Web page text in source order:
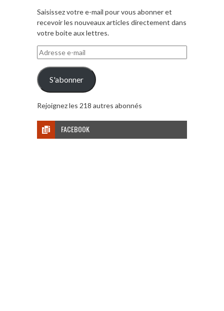
Saisissez votre e-mail pour vous abonner et
recevoir les nouveaux articles directement dans
votre boite aux lettres.
Adresse
e-
mail
S'abonner
Rejoignez les 218 autres abonnés
FACEBOOK